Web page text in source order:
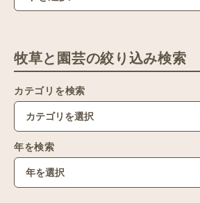
牧草と園芸の絞り込み検索
カテゴリを検索
年を検索